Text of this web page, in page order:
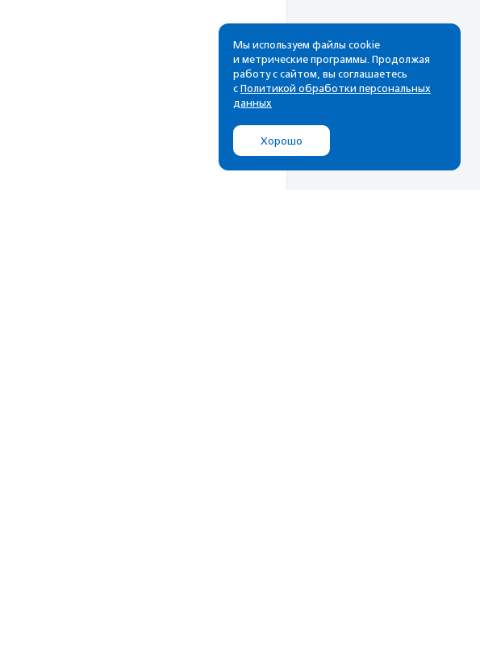
Рассылка
Cамые свежие новости,
почтовом ящике
Мы используем файлы cookie
и метрические программы. Продолжая
работу с сайтом, вы соглашаетесь
с Политикой обработки персональных
данных
Хорошо